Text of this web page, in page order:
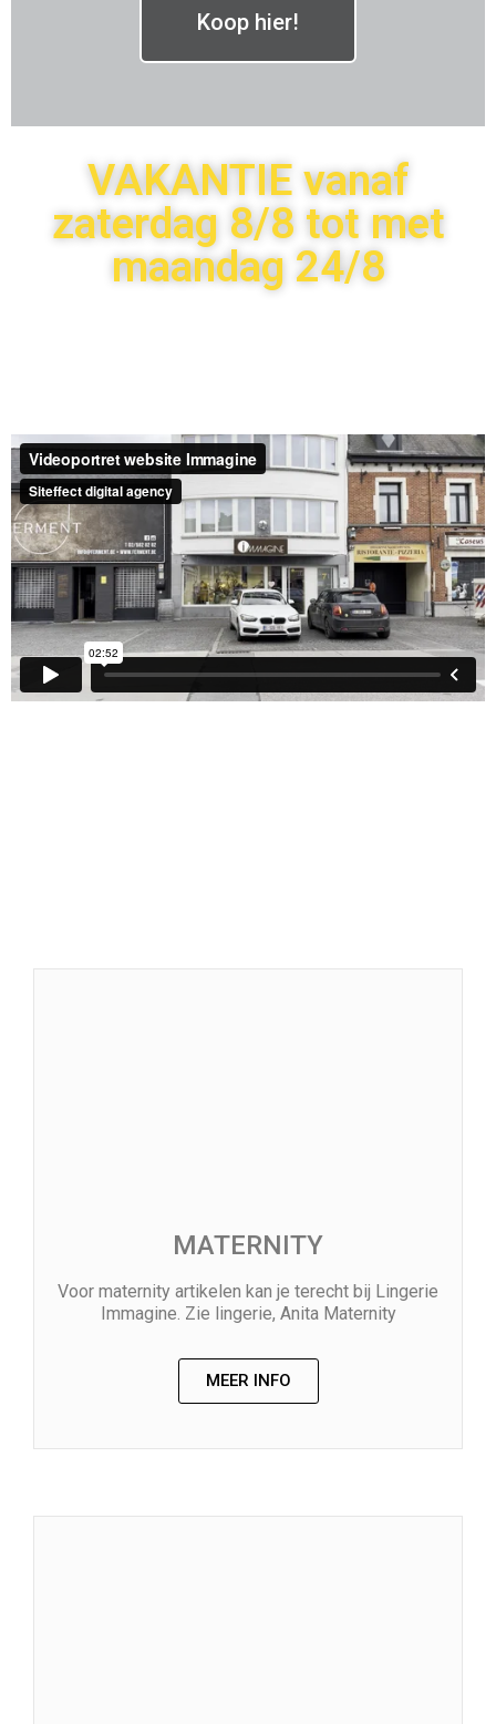
Koop hier!
VAKANTIE vanaf
zaterdag 8/8 tot met
maandag 24/8
MATERNITY
Voor maternity artikelen kan je terecht bij Lingerie
Immagine. Zie lingerie, Anita Maternity
MEER INFO